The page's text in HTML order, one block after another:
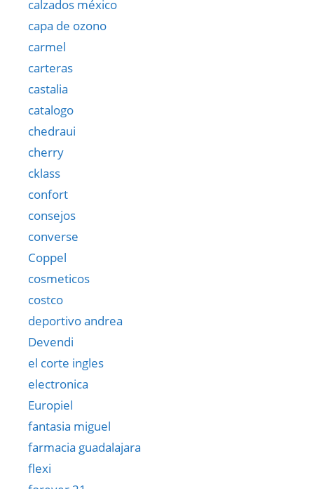
calzados méxico
capa de ozono
carmel
carteras
castalia
catalogo
chedraui
cherry
cklass
confort
consejos
converse
Coppel
cosmeticos
costco
deportivo andrea
Devendi
el corte ingles
electronica
Europiel
fantasia miguel
farmacia guadalajara
flexi